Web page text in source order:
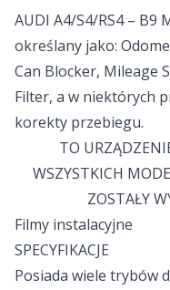
AUDI A4/S4/RS4 – B9
określany jako:
Can Blocker, Mileage
Filter, a w niektórych
korekty przebiegu.
TO
WSZYSTKICH
ZOSTAŁY
Filmy instalacyjne
SPECYFIKACJE
Posiada wiele trybów